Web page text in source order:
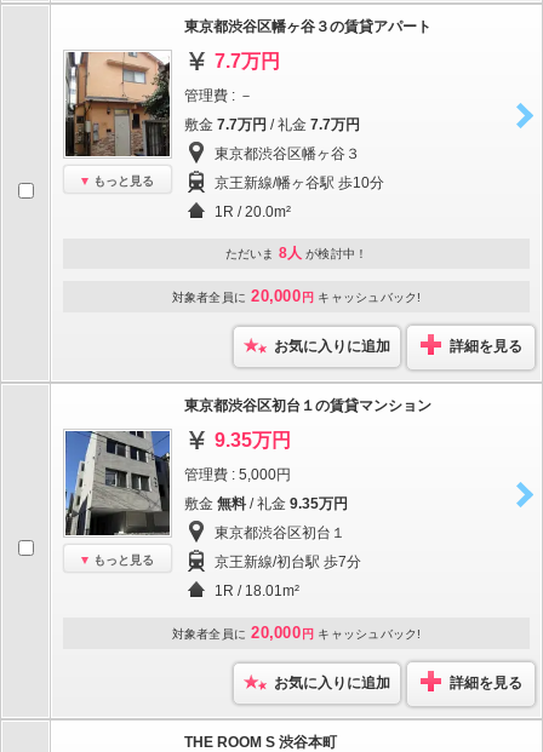
もっと見る
東京都渋谷区幡ヶ谷３の賃貸アパート
7.7万円
管理費 : －
敷金 7.7万円 / 礼金 7.7万円
東京都渋谷区幡ヶ谷３
京王新線/幡ヶ谷駅 歩10分
1R / 20.0m²
ただいま 8人 が検討中！
対象者全員に 20,000 円 キャッシュバック!
お気に入りに追加 詳細を見る
もっと見る
東京都渋谷区初台１の賃貸マンション
9.35万円
管理費 : 5,000円
敷金 無料 / 礼金 9.35万円
東京都渋谷区初台１
京王新線/初台駅 歩7分
1R / 18.01m²
対象者全員に 20,000 円 キャッシュバック!
お気に入りに追加 詳細を見る
THE ROOM S 渋谷本町